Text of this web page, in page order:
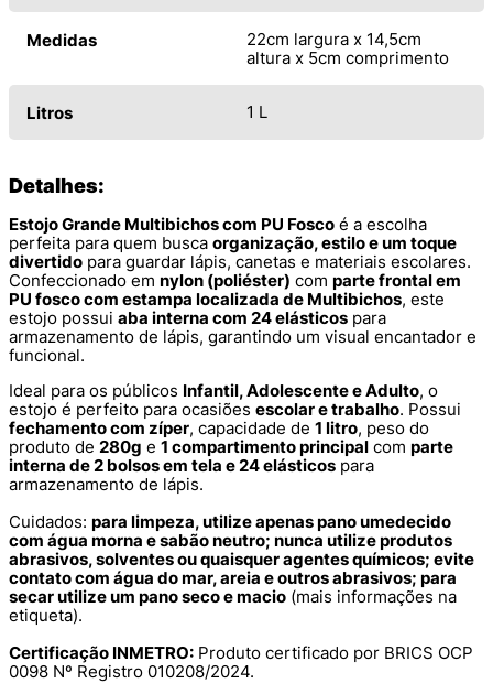
Medidas
22cm largura x 14,5cm
altura x 5cm comprimento
Litros 1 L
Detalhes:
Estojo Grande Multibichos com PU Fosco é a escolha
perfeita para quem busca organização, estilo e um toque
divertido para guardar lápis, canetas e materiais escolares.
Confeccionado em nylon (poliéster) com parte frontal em
PU fosco com estampa localizada de Multibichos, este
estojo possui aba interna com 24 elásticos para
armazenamento de lápis, garantindo um visual encantador e
funcional.
Ideal para os públicos Infantil, Adolescente e Adulto, o
estojo é perfeito para ocasiões escolar e trabalho. Possui
fechamento com zíper, capacidade de 1 litro, peso do
produto de 280g e 1 compartimento principal com parte
interna de 2 bolsos em tela e 24 elásticos para
armazenamento de lápis.
Cuidados: para limpeza, utilize apenas pano umedecido
com água morna e sabão neutro; nunca utilize produtos
abrasivos, solventes ou quaisquer agentes químicos; evite
contato com água do mar, areia e outros abrasivos; para
secar utilize um pano seco e macio (mais informações na
etiqueta).
Certificação INMETRO: Produto certificado por BRICS OCP
0098 Nº Registro 010208/2024.